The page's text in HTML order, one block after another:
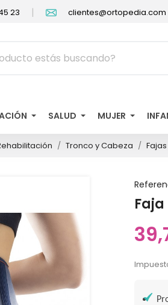
23 | clientes@ortopedia.com
SALUD MUJER
Tronco y Cabeza Fajas